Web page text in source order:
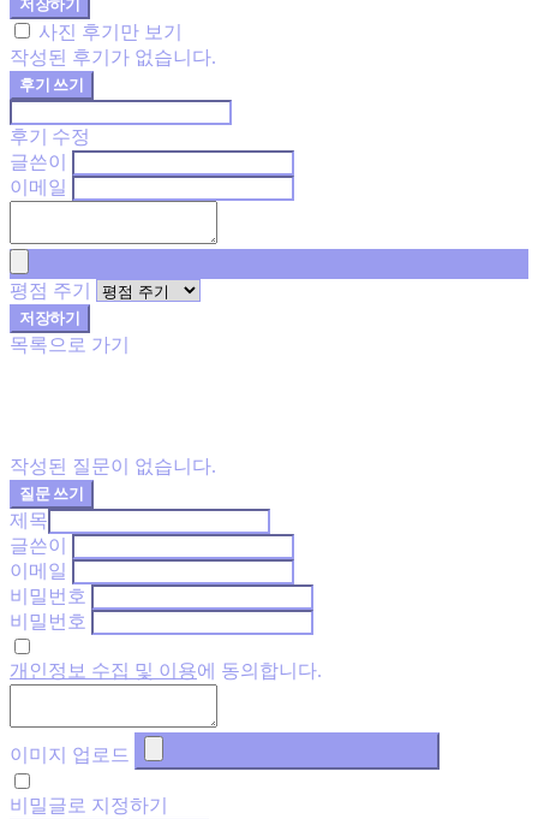
저장하기
사진 후기만 보기
작성된 후기가 없습니다.
후기 쓰기
후기 수정
글쓴이
이메일
평점 주기
저장하기
목록으로 가기
작성된 질문이 없습니다.
질문 쓰기
제목
글쓴이
이메일
비밀번호
비밀번호
개인정보 수집 및 이용에 동의합니다.
이미지 업로드
비밀글로 지정하기